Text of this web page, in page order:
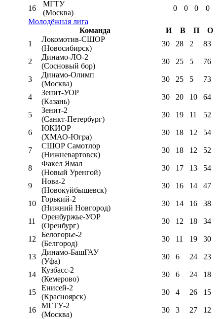
16
МГТУ
(Москва)
0 0 0
0
Молодёжная лига
Команда
И В П
О
1
Локомотив-CШОР
(Новосибирск)
30 28 2 83
2
Динамо-ЛО-2
(Сосновый бор)
30 25 5 76
3
Динамо-Олимп
(Москва)
30 25 5 73
4
Зенит-УОР
(Казань)
30 20 10 64
5
Зенит-2
(Санкт-Петербург)
30 19 11 52
6
ЮКИОР
(ХМАО-Югра)
30 18 12 54
7
СШОР Самотлор
(Нижневартовск)
30 18 12 52
8
Факел Ямал
(Новый Уренгой)
30 17 13 54
9
Нова-2
(Новокуйбышевск)
30 16 14 47
10
Горький-2
(Нижний Новгород)
30 14 16 38
11
Оренбуржье-УОР
(Оренбург)
30 12 18 34
12
Белогорье-2
(Белгород)
30 11 19 30
13
Динамо-БашГАУ
(Уфа)
30 6 24 23
14
Кузбасс-2
(Кемерово)
30 6 24 18
15
Енисей-2
(Красноярск)
30 4 26 15
16
МГТУ-2
(Москва)
30 3 27 12